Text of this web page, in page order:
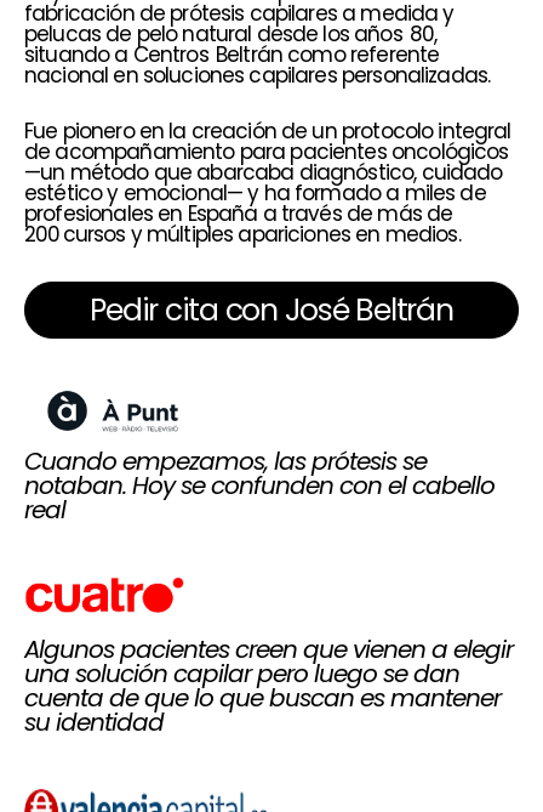
fabricación de prótesis capilares a medida y
pelucas de pelo natural desde los años 80,
situando a Centros Beltrán como referente
nacional en soluciones capilares personalizadas.
Fue pionero en la creación de un protocolo integral
de acompañamiento para pacientes oncológicos
—un método que abarcaba diagnóstico, cuidado
estético y emocional— y ha formado a miles de
profesionales en España a través de más de
200 cursos y múltiples apariciones en medios.
Pedir cita con José Beltrán
Cuando empezamos, las prótesis se
notaban. Hoy se confunden con el cabello
real
Algunos pacientes creen que vienen a elegir
una solución capilar pero luego se dan
cuenta de que lo que buscan es mantener
su identidad